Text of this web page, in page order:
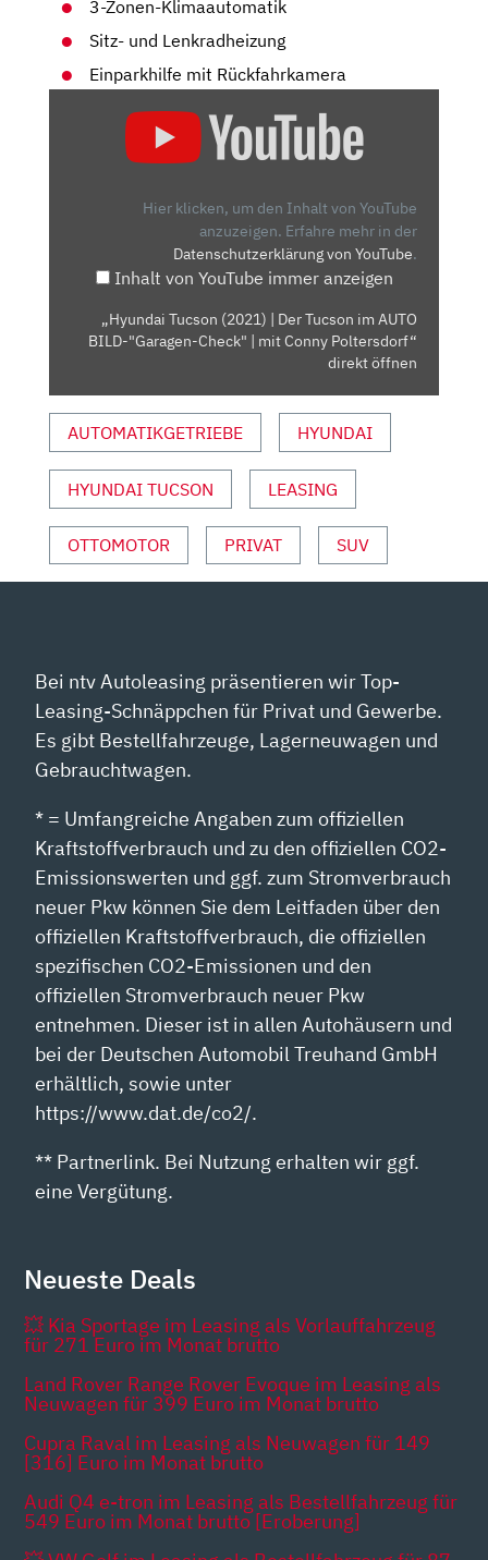
3-Zonen-Klimaautomatik
Sitz- und Lenkradheizung
Einparkhilfe mit Rückfahrkamera
"GARAGEN-
CHECK"
CONNY
POLTERSDORF“
VON
YOUTUBE
Hier klicken, um den Inhalt von YouTube
anzuzeigen. Erfahre mehr in der
Datenschutzerklärung von YouTube.
Inhalt von YouTube immer anzeigen
„Hyundai Tucson (2021) | Der Tucson im AUTO
BILD-"Garagen-Check" | mit Conny Poltersdorf“
direkt öffnen
AUTOMATIKGETRIEBE HYUNDAI
HYUNDAI TUCSON LEASING
OTTOMOTOR PRIVAT SUV
Bei ntv Autoleasing präsentieren wir Top-
Leasing-Schnäppchen für Privat und Gewerbe.
Es gibt Bestellfahrzeuge, Lagerneuwagen und
Gebrauchtwagen.
* = Umfangreiche Angaben zum offiziellen
Kraftstoffverbrauch und zu den offiziellen CO2-
Emissionswerten und ggf. zum Stromverbrauch
neuer Pkw können Sie dem Leitfaden über den
offiziellen Kraftstoffverbrauch, die offiziellen
spezifischen CO2-Emissionen und den
offiziellen Stromverbrauch neuer Pkw
entnehmen. Dieser ist in allen Autohäusern und
bei der Deutschen Automobil Treuhand GmbH
erhältlich, sowie unter
https://www.dat.de/co2/.
** Partnerlink. Bei Nutzung erhalten wir ggf.
eine Vergütung.
Neueste Deals
💥 Kia Sportage im Leasing als Vorlauffahrzeug
für 271 Euro im Monat brutto
Land Rover Range Rover Evoque im Leasing als
Neuwagen für 399 Euro im Monat brutto
Cupra Raval im Leasing als Neuwagen für 149
[316] Euro im Monat brutto
Audi Q4 e-tron im Leasing als Bestellfahrzeug für
549 Euro im Monat brutto [Eroberung]